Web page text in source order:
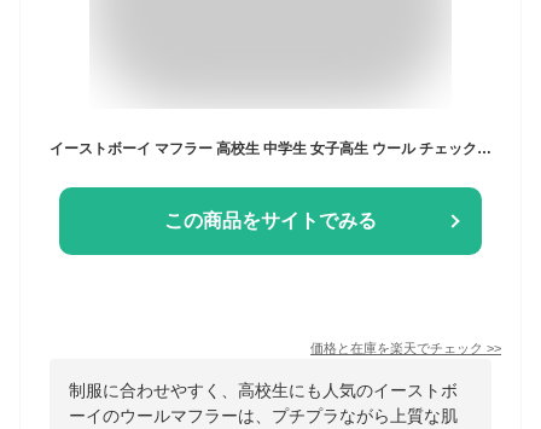
この商品をサイトでみる
価格と在庫を楽天でチェック >>
制服に合わせやすく、高校生にも人気のイーストボ
ーイのウールマフラーは、プチプラながら上質な肌